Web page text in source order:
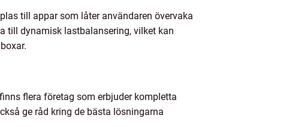
till appar som låter användaren övervaka
till dynamisk lastbalansering, vilket kan
flera företag som erbjuder kompletta
ge råd kring de bästa lösningarna